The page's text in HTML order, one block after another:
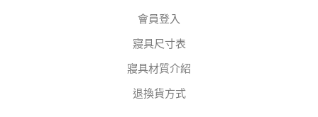
會員登入
寢具尺寸表
寢具材質介紹
退換貨方式